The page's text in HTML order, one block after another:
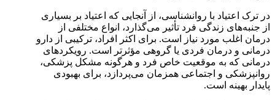
در ترک اعتیاد با روانشناسی، از آنجایی که اعتیاد بر بسیاری
از جنبه‌های زندگی فرد تأثیر می‌گذارد، انواع مختلفی از
درمان اغلب مورد نیاز است. برای اکثر افراد، ترکیبی از دارو
درمانی و درمان فردی یا گروهی مؤثرتر است. رویکردهای
درمانی که به موقعیت خاص فرد و هرگونه مشکل پزشکی،
روانپزشکی و اجتماعی همزمان می‌پردازد، برای بهبودی
پایدار بهینه است.